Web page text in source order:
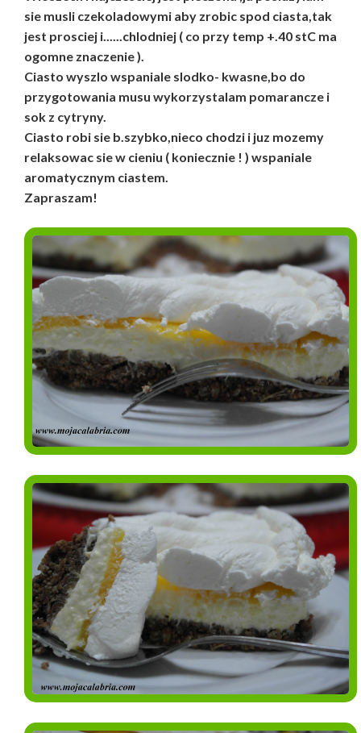
sie musli czekoladowymi aby zrobic spod ciasta,tak
jest prosciej i......chlodniej ( co przy temp +.40 stC ma
ogomne znaczenie ).
Ciasto wyszlo wspaniale slodko- kwasne,bo do
przygotowania musu wykorzystalam pomarancze i
sok z cytryny.
Ciasto robi sie b.szybko,nieco chodzi i juz mozemy
relaksowac sie w cieniu ( koniecznie ! ) wspaniale
aromatycznym ciastem.
Zapraszam!